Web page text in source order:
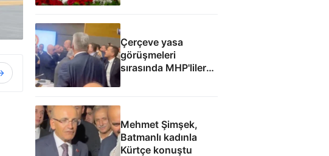
Çerçeve yasa
görüşmeleri
sırasında MHP'liler
Mehmet Şimşek,
Batmanlı kadınla
Kürtçe konuştu